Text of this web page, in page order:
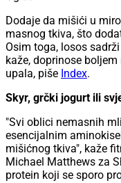
Dodaje da mišići u
masnog tkiva, što
Osim toga, losos
kaže, doprinose
upala, piše Index.
Skyr, grčki jogurt ili
"Svi oblici nemasnih
esencijalnim
mišićnog tkiva", kaže
Michael Matthews za
protein koji se sporo